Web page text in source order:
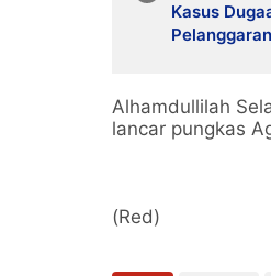
Kasus
Propam
Alhamdullilah
lancar pungkas
(Red)